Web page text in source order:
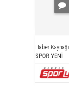
Haber Kaynağı
SPOR YENİ